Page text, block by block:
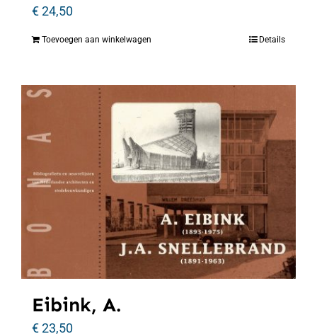
€24,50
Toevoegen aan winkelwagen Details
Eibink, A.
€23,50